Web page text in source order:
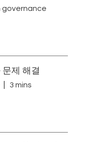
governance
제 해결
3 mins